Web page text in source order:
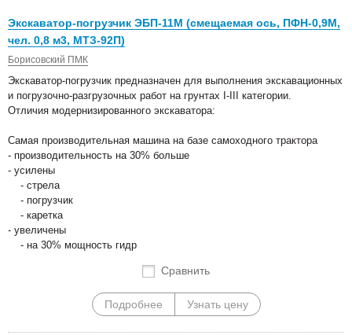
Экскаватор-погрузчик ЭБП-11М (смещаемая ось, ПФН-0,9М,
чел. 0,8 м3, МТЗ-92П)
Борисовский ПМК
Экскаватор-погрузчик предназначен для выполнения экскавационных
и погрузочно-разгрузочных работ на грунтах I-III категории.
Отличия модернизированного экскаватора:
Самая производительная машина на базе самоходного трактора
- производительность на 30% больше
- усилены
- стрела
- погрузчик
- каретка
- увеличены
- на 30% мощность гидр
Сравнить
Подробнее Узнать цену